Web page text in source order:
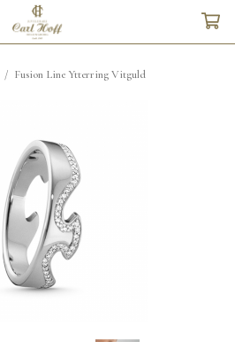
/ Fusion Line Ytterring Vitguld